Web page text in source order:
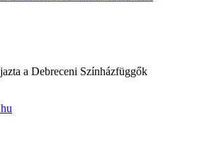
a Debreceni Színházfüggők